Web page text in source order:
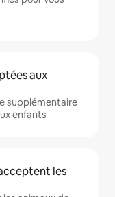
aux
supplémentaire
enfants
les